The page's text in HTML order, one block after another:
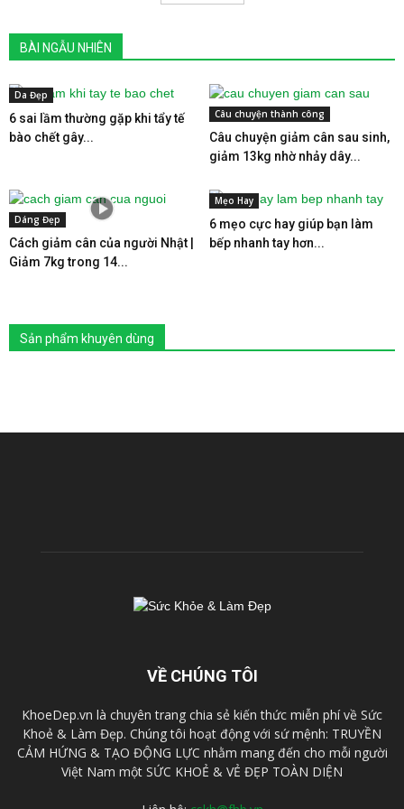
BÀI NGẪU NHIÊN
Da Đẹp
6 sai lầm thường gặp khi tẩy tế
bào chết gây...
Câu chuyện thành công
Câu chuyện giảm cân sau sinh,
giảm 13kg nhờ nhảy dây...
Dáng Đẹp
Cách giảm cân của người Nhật |
Giảm 7kg trong 14...
Mẹo Hay
6 mẹo cực hay giúp bạn làm
bếp nhanh tay hơn...
Sản phẩm khuyên dùng
VỀ CHÚNG TÔI
KhoeDep.vn là chuyên trang chia sẻ kiến thức miễn phí về Sức
Khoẻ & Làm Đẹp. Chúng tôi hoạt động với sứ mệnh: TRUYỀN
CẢM HỨNG & TẠO ĐỘNG LỰC nhằm mang đến cho mỗi người
Việt Nam một SỨC KHOẺ & VẺ ĐẸP TOÀN DIỆN